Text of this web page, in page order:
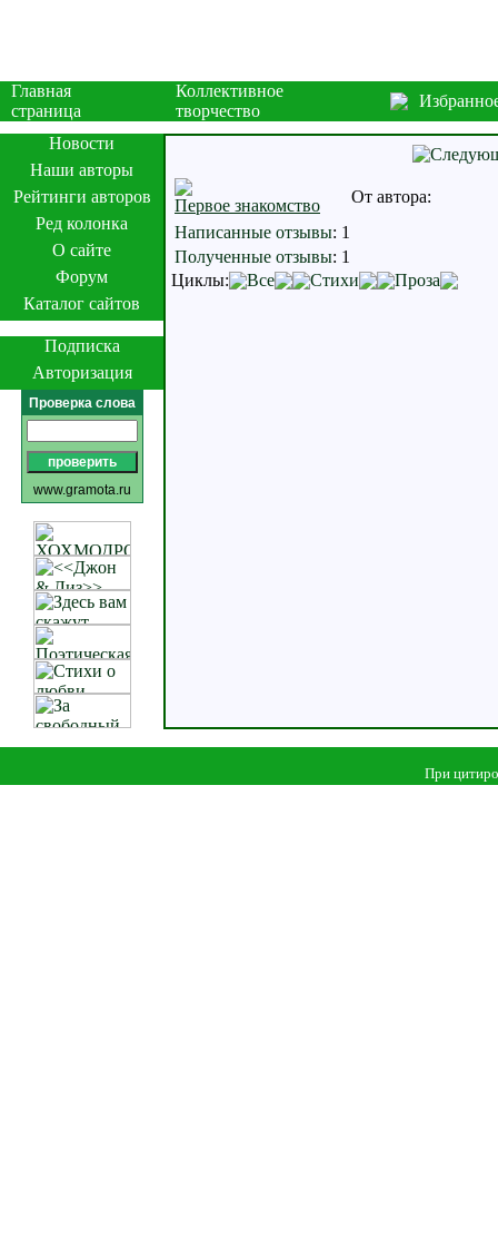
Главная
страница
Коллективное
творчество
Новости
Наши авторы
Рейтинги авторов
Ред колонка
О сайте
Форум
Каталог сайтов
Подписка
Авторизация
Проверка слова
www.gramota.ru
Первое знакомство
От автора:
Написанные отзывы: 1
Полученные отзывы: 1
Циклы:
Все Стихи Проза
При